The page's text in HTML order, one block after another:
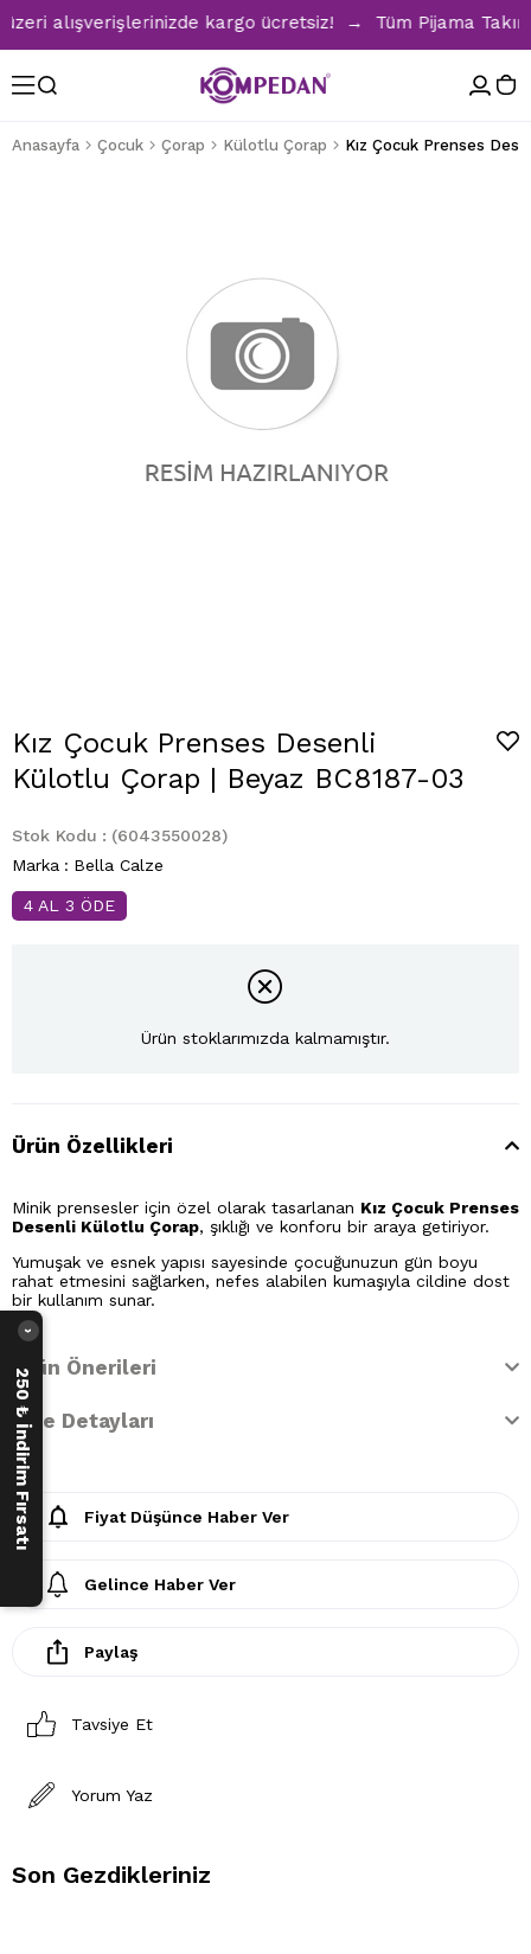
alışverişlerinizde kargo ücretsiz! → Tüm Pijama
Anasayfa Çocuk Çorap Külotlu Çorap
Kız Çocuk Prenses Desenli
Külotlu Çorap | Beyaz BC8187-03
Stok Kodu
(6043550028)
Marka : Bella Calze
4 AL 3 ÖDE
Ürün stoklarımızda kalmamıştır.
Ürün Özellikleri
Minik prensesler için özel olarak tasarlanan Kız Çocuk Prenses
Desenli Külotlu Çorap, şıklığı ve konforu bir araya getiriyor.
Yumuşak ve esnek yapısı sayesinde çocuğunuzun gün boyu
rahat etmesini sağlarken, nefes alabilen kumaşıyla cildine dost
bir kullanım sunar.
Ürün Önerileri
İade Detayları
Fiyat Düşünce Haber Ver
Gelince Haber Ver
Paylaş
Tavsiye Et
Yorum Yaz
Son Gezdikleriniz
250 ₺ İndirim Fırsatı
›